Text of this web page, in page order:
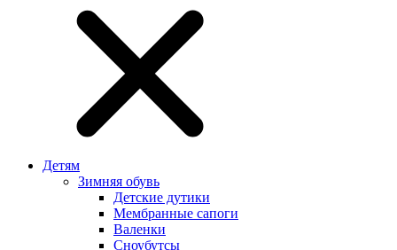
Детям
Зимняя обувь
Детские дутики
Мембранные сапоги
Валенки
Сноубутсы